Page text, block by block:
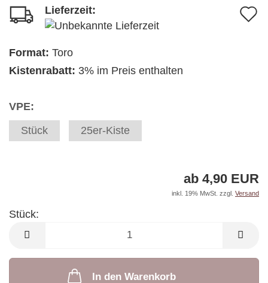
Lieferzeit:
Format: Toro
Kistenrabatt: 3% im Preis enthalten
VPE:
Stück
25er-Kiste
ab 4,90 EUR
inkl. 19% MwSt. zzgl. Versand
Stück:
Stück
In den Warenkorb